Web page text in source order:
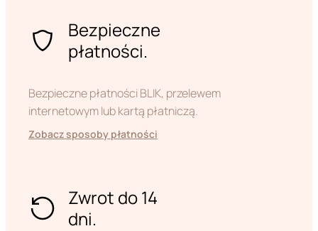
Bezpieczne
płatności.
Bezpieczne płatności BLIK, przelewem
internetowym lub kartą płatniczą.
Zobacz sposoby płatności
Zwrot do 14
dni.